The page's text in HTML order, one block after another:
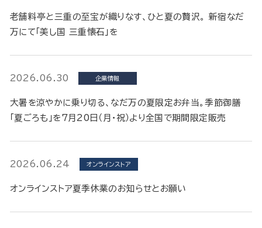
老舗料亭と三重の至宝が織りなす、ひと夏の贅沢。 新宿なだ
万にて「美し国 三重懐石」を
2026.06.30 企業情報
大暑を涼やかに乗り切る、なだ万の夏限定お弁当。季節御膳
「夏ごろも」を7月20日（月・祝）より全国で期間限定販売
2026.06.24 オンラインストア
オンラインストア夏季休業のお知らせとお願い